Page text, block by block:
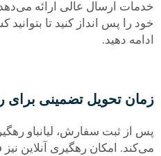
خدمات ارسال عالی ارائه
خود را پس انداز کنید تا
ادامه دهید.
زمان تحویل تضمینی برای
پس از ثبت سفارش، لیانباو
می‌کند. امکان رهگیری آنلاین